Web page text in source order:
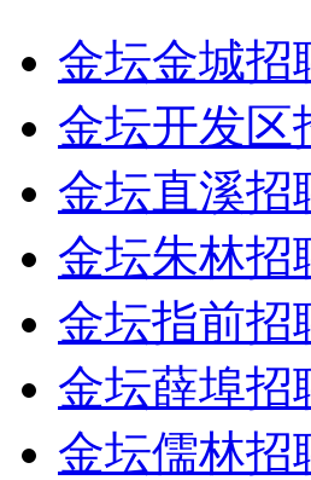
金坛金城招
金坛开发区
金坛直溪招
金坛朱林招
金坛指前招
金坛薛埠招
金坛儒林招